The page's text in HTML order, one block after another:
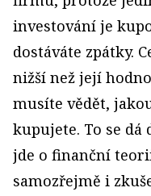
investování je
dostáváte zpátky.
nižší než její
musíte vědět,
kupujete. To se
jde o finanční
samozřejmě i